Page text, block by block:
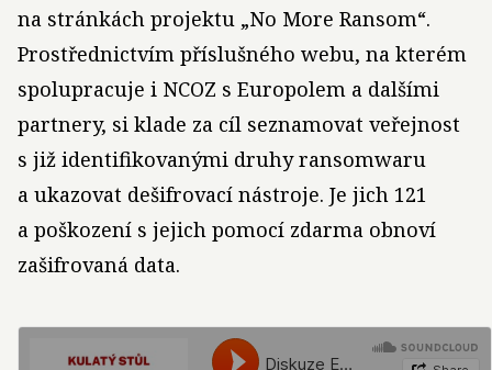
na stránkách projektu „No More Ransom“.
Prostřednictvím příslušného webu, na kterém
spolupracuje i NCOZ s Europolem a dalšími
partnery, si klade za cíl seznamovat veřejnost
s již identifikovanými druhy ransomwaru
a ukazovat dešifrovací nástroje. Je jich 121
a poškození s jejich pomocí zdarma obnoví
zašifrovaná data.